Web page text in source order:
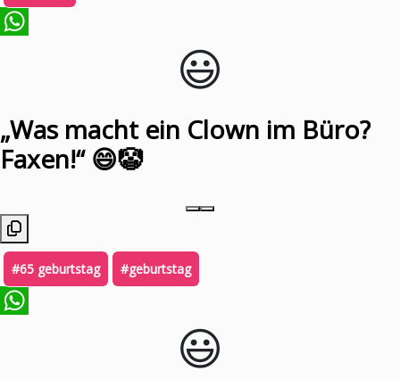
😃️
„Was macht ein Clown im Büro?
Faxen!“ 😄🤡
#65 geburtstag #geburtstag
😃️